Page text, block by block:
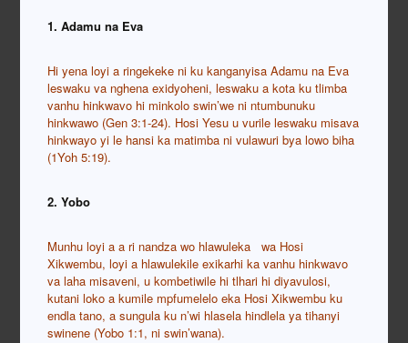
1. Adamu na Eva
Hi yena loyi a ringekeke ni ku kanganyisa Adamu na Eva
leswaku va nghena exidyoheni, leswaku a kota ku tlimba
vanhu hinkwavo hi minkolo swin’we ni ntumbunuku
hinkwawo (Gen 3:1-24). Hosi Yesu u vurile leswaku misava
hinkwayo yi le hansi ka matimba ni vulawuri bya lowo biha
(1Yoh 5:19).
2. Yobo
Munhu loyi a a ri nandza wo hlawuleka wa Hosi
Xikwembu, loyi a hlawulekile exikarhi ka vanhu hinkwavo
va laha misaveni, u kombetiwile hi tlhari hi diyavulosi,
kutani loko a kumile mpfumelelo eka Hosi Xikwembu ku
endla tano, a sungula ku n’wi hlasela hindlela ya tihanyi
swinene (Yobo 1:1, ni swin’wana).